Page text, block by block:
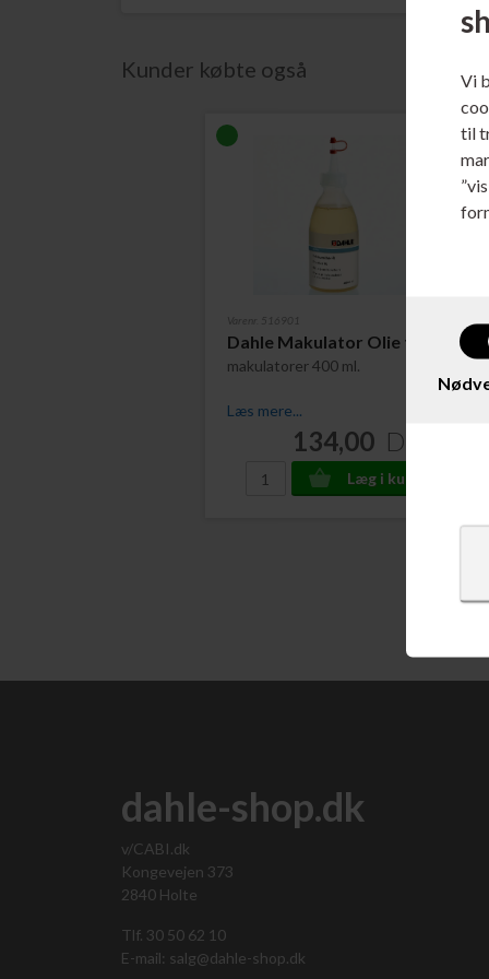
Vi
til
Kunder købte også
Varenr. 516901
Dahle Makulator Olie til
makulatorer 400 ml.
Læs mere...
134,00 DKK
dahle-shop.dk
v/CABI.dk
Kongevejen 373
2840 Holte
Tlf. 30 50 62 10
E-mail: salg@dahle-shop.dk